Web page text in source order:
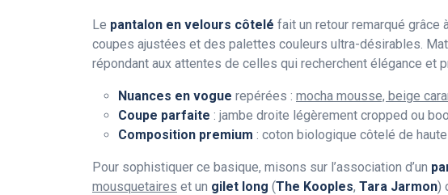
Le pantalon en velours côtelé fait un retour remarqué grâce
coupes ajustées et des palettes couleurs ultra-désirables.
répondant aux attentes de celles qui recherchent élégance et
Nuances en vogue repérées : mocha mousse, beige
Coupe parfaite : jambe droite légèrement cropped ou
Composition premium : coton biologique côtelé de
Pour sophistiquer ce basique, misons sur l’association d’un
mousquetaires et un gilet long (The Kooples, Tara Jarmon)